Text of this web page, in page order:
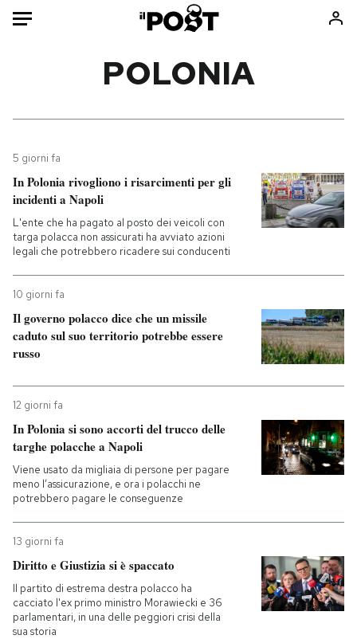
Mondo
Politica
Tecnologia
Internet
Scienza
Economia
Sport
Consumismi
Ok Boomer!
Media
Mondiali calcio 2026
PODCAST
NEWSLETTER
I MIEI PREFERITI
SHOP
CALENDARIO
POLONIA
5 giorni fa
In Polonia rivogliono i risarcimenti per gli
incidenti a Napoli
L'ente che ha pagato al posto dei veicoli con
targa polacca non assicurati ha avviato azioni
legali che potrebbero ricadere sui conducenti
10 giorni fa
Il governo polacco dice che un missile
caduto sul suo territorio potrebbe essere
russo
12 giorni fa
In Polonia si sono accorti del trucco delle
targhe polacche a Napoli
Viene usato da migliaia di persone per pagare
meno l’assicurazione, e ora i polacchi ne
potrebbero pagare le conseguenze
13 giorni fa
Diritto e Giustizia si è spaccato
Il partito di estrema destra polacco ha
cacciato l'ex primo ministro Morawiecki e 36
parlamentari, in una delle peggiori crisi della
sua storia